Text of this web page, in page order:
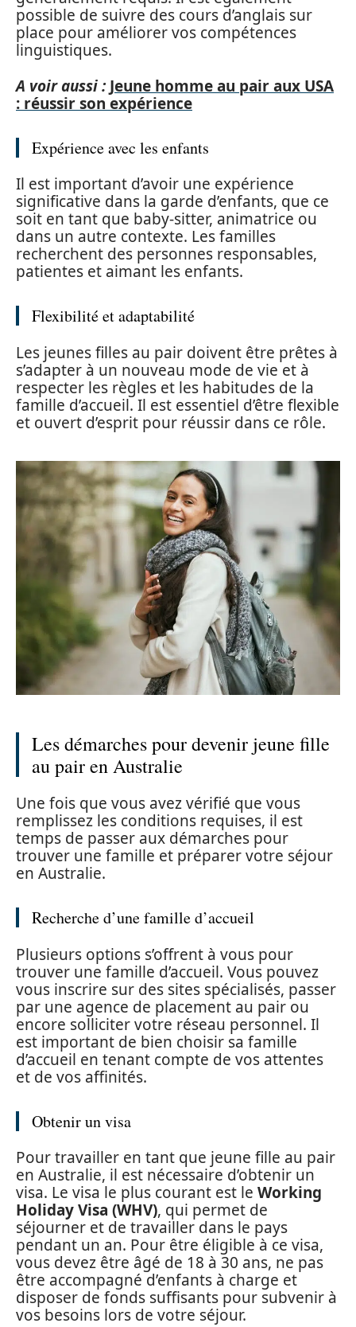
possible de suivre des cours d’anglais sur
place pour améliorer vos compétences
linguistiques.
A voir aussi : Jeune homme au pair aux USA
: réussir son expérience
Expérience avec les enfants
Il est important d’avoir une expérience
significative dans la garde d’enfants, que ce
soit en tant que baby-sitter, animatrice ou
dans un autre contexte. Les familles
recherchent des personnes responsables,
patientes et aimant les enfants.
Flexibilité et adaptabilité
Les jeunes filles au pair doivent être prêtes à
s’adapter à un nouveau mode de vie et à
respecter les règles et les habitudes de la
famille d’accueil. Il est essentiel d’être flexible
et ouvert d’esprit pour réussir dans ce rôle.
Les démarches pour devenir jeune fille
au pair en Australie
Une fois que vous avez vérifié que vous
remplissez les conditions requises, il est
temps de passer aux démarches pour
trouver une famille et préparer votre séjour
en Australie.
Recherche d’une famille d’accueil
Plusieurs options s’offrent à vous pour
trouver une famille d’accueil. Vous pouvez
vous inscrire sur des sites spécialisés, passer
par une agence de placement au pair ou
encore solliciter votre réseau personnel. Il
est important de bien choisir sa famille
d’accueil en tenant compte de vos attentes
et de vos affinités.
Obtenir un visa
Pour travailler en tant que jeune fille au pair
en Australie, il est nécessaire d’obtenir un
visa. Le visa le plus courant est le Working
Holiday Visa (WHV), qui permet de
séjourner et de travailler dans le pays
pendant un an. Pour être éligible à ce visa,
vous devez être âgé de 18 à 30 ans, ne pas
être accompagné d’enfants à charge et
disposer de fonds suffisants pour subvenir à
vos besoins lors de votre séjour.